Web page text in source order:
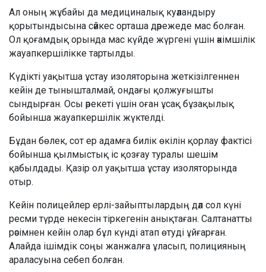
Ал оның жұбайы да медициналық куәландыру
қорытындысына сәйкес орташа дәрежеде мас болған.
Ол қоғамдық орында мас күйде жүргені үшін әкімшілік
жауапкершілікке тартылды.
Күдікті уақытша ұстау изоляторына жеткізілгеннен
кейін де тынышталмай, ондағы қолжуғышты
сындырған. Осы әрекеті үшін оған ұсақ бұзақылық
бойынша жауапкершілік жүктелді.
Бұдан бөлек, сот ер адамға билік өкілін қорлау фактісі
бойынша қылмыстық іс қозғау туралы шешім
қабылдады. Қазір ол уақытша ұстау изоляторында
отыр.
Кейін полицейлер ерлі-зайыптылардың дәл сол күні
ресми түрде некесін тіркегенін анықтаған. Салтанатты
рәсімнен кейін олар бұл күнді атап өтуді ұйғарған.
Алайда ішімдік соңы жанжалға ұласып, полицияның
араласуына себеп болған.